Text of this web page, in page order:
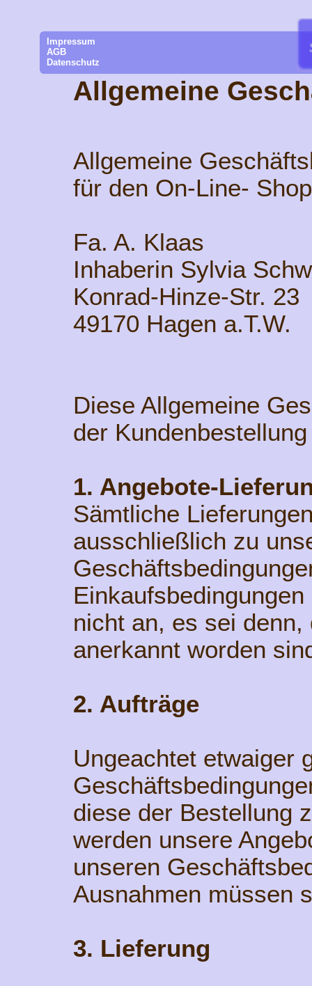
Impressum
AGB
Datenschutz
Allgemeine
Allgemeine
für den On-Line-
Fa. A. Klaas
Inhaberin Sylvia
Konrad-Hinze-Str. 23
49170 Hagen a.T.W.
Diese Allgemeine
der
1. Angebote-
Sämtliche
ausschließlich zu
nicht an, es sei
anerkannt worden
2. Aufträge
Ungeachtet etwaiger
diese der Bestellung
werden unsere
unseren
Ausnahmen müssen
3. Lieferung